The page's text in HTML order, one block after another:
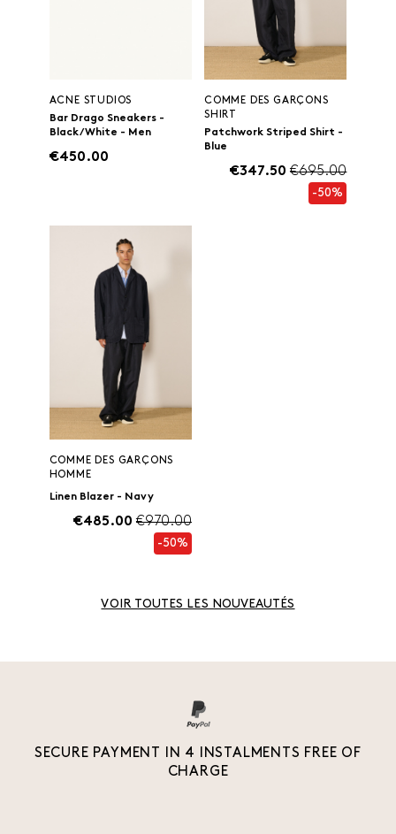
ACNE STUDIOS
Bar Drago Sneakers -
Black/White - Men
€450.00
COMME DES GARÇONS
SHIRT
Patchwork Striped Shirt -
Blue
€347.50 €695.00
-50%
COMME DES GARÇONS
HOMME
Linen Blazer - Navy
€485.00 €970.00
-50%
VOIR TOUTES LES NOUVEAUTÉS
SECURE PAYMENT IN 4 INSTALMENTS FREE OF
CHARGE